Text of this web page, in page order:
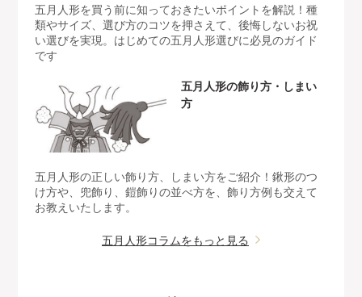
五月人形を買う前に知っておきたいポイントを解説！種
類やサイズ、選び方のコツを押さえて、後悔しないお祝
い選びを実現。はじめての五月人形選びに必見のガイド
です
五月人形の飾り方・しまい
方
五月人形の正しい飾り方、しまい方をご紹介！鍬形のつ
け方や、兜飾り、鎧飾りの並べ方を、飾り方例も交えて
お教えいたします。
五月人形コラムをもっと見る